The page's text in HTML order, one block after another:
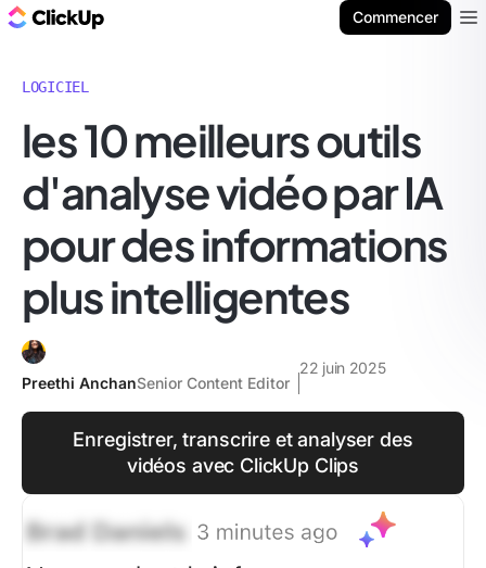
Commencer
LOGICIEL
les 10 meilleurs outils
d'analyse vidéo par IA
pour des informations
plus intelligentes
Preethi AnchanSenior Content Editor
22 juin 2025
Enregistrer, transcrire et analyser des
vidéos avec ClickUp Clips